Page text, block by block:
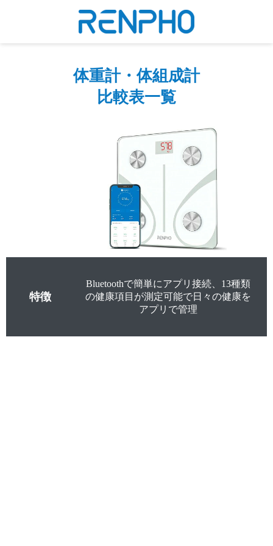
体重計・体組成計
比較表一覧
特徴
Bluetoothで簡単にアプリ接続、13種類
の健康項目が測定可能で日々の健康を
アプリで管理